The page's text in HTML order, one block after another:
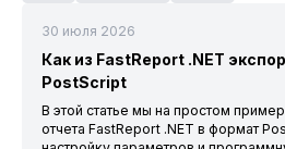
30 июля 2026
Как из FastReport .NET
PostScript
В этой статье мы на простом
отчета FastReport .NET в формат